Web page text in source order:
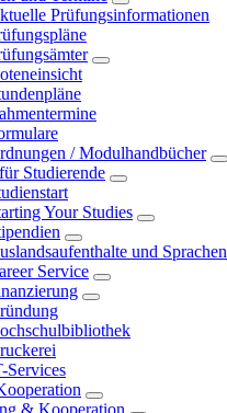
Prüfungsinformationen
/ Modulhandbücher
Studierende
Your Studies
und Sprachen
Service
Services
& Kooperation